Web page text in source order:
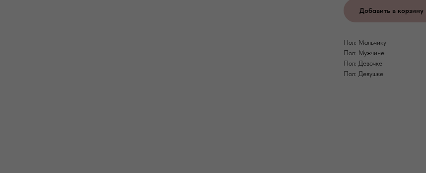
Добавить в корзину
Пол: Мальчику
Пол: Мужчине
Пол: Девочке
Пол: Девушке